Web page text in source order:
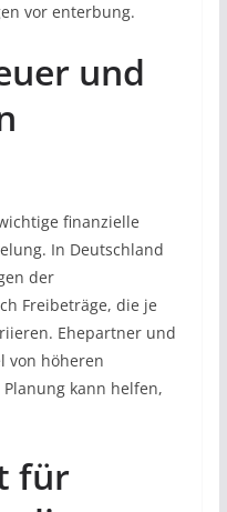
vor enterbung.
und
finanzielle
In Deutschland
der
Freibeträge, die je
Ehepartner und
von höheren
kann helfen,
für